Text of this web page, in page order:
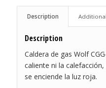
Description
Description
Caldera de gas Wolf
caliente ni la
se enciende la luz roja.